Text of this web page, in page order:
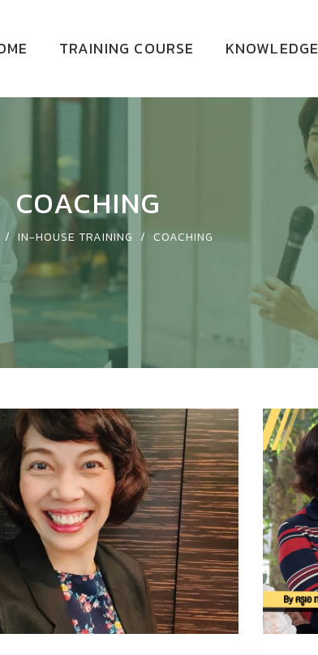
TRAINING COURSE KNOWLEDGE
COACHING
/ IN-HOUSE TRAINING / COACHING